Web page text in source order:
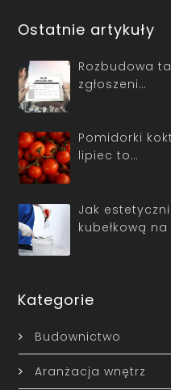
Ostatnie artykuły
Rozbudowa
zgłoszeni…
Pomidorki
lipiec to…
Jak
kubełkową
Kategorie
Budownictwo
Aranżacja wnętrz